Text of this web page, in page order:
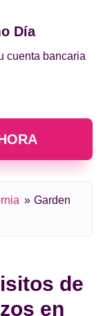
Día
cuenta bancaria
Garden
de
en